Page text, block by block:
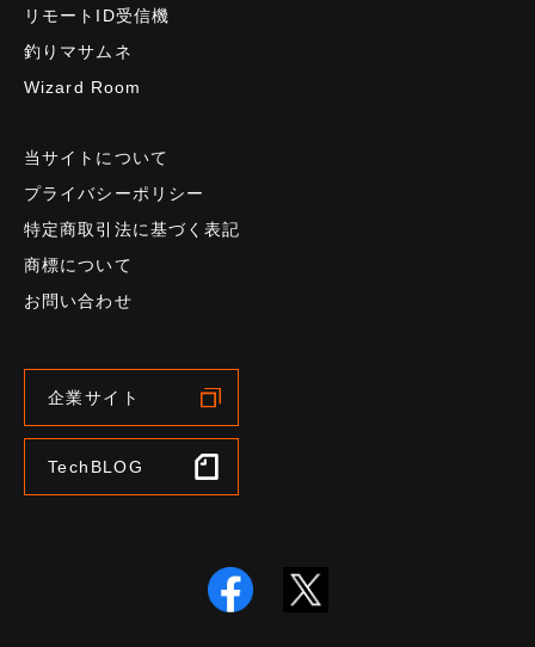
リモートID受信機
釣りマサムネ
Wizard Room
当サイトについて
プライバシーポリシー
特定商取引法に基づく表記
商標について
お問い合わせ
企業サイト
TechBLOG